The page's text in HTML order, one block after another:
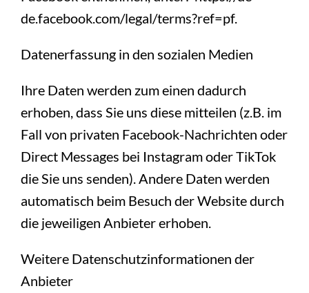
de.facebook.com/legal/terms?ref=pf.
Datenerfassung in den sozialen Medien
Ihre Daten werden zum einen dadurch
erhoben, dass Sie uns diese mitteilen (z.B. im
Fall von privaten Facebook-Nachrichten oder
Direct Messages bei Instagram oder TikTok
die Sie uns senden). Andere Daten werden
automatisch beim Besuch der Website durch
die jeweiligen Anbieter erhoben.
Weitere Datenschutzinformationen der
Anbieter